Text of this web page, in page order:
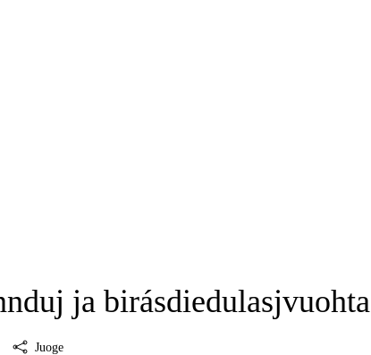
ja birásdiedulasjvuohta
Juoge